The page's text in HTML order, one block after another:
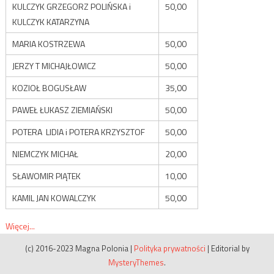
KULCZYK GRZEGORZ POLIŃSKA i
KULCZYK KATARZYNA
50,00
MARIA KOSTRZEWA
50,00
JERZY T MICHAJŁOWICZ
50,00
KOZIOŁ BOGUSŁAW
35,00
PAWEŁ ŁUKASZ ZIEMIAŃSKI
50,00
POTERA LIDIA i POTERA KRZYSZTOF
50,00
NIEMCZYK MICHAŁ
20,00
SŁAWOMIR PIĄTEK
10,00
KAMIL JAN KOWALCZYK
50,00
Więcej...
(c) 2016-2023 Magna Polonia | Polityka prywatności | Editorial by
MysteryThemes.